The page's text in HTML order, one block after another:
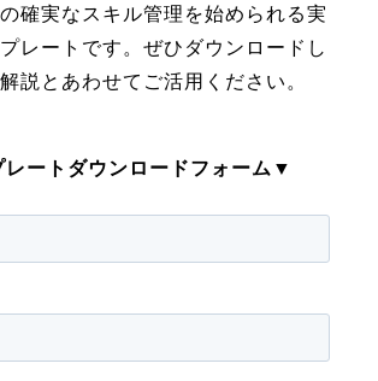
確実なスキル管理を始められる実
レートです。ぜひダウンロードし
説とあわせてご活用ください。
ートダウンロードフォーム▼